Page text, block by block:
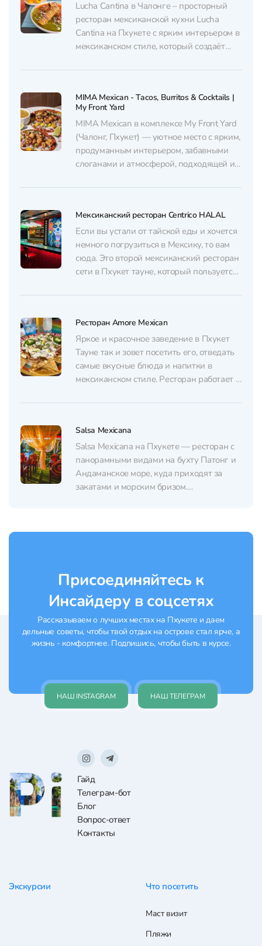
Lucha Cantina в Чалонге – просторный
ресторан мексиканской кухни Lucha
Cantina на Пхукете с ярким интерьером в
мексиканском стиле, который создаёт
большим количеством посадочных мест,
Мексики. По вечерам здесь проходят
захватывающие мероприятия от
латиноамериканских танцев и живой
музыки до особых...
MIMA Mexican - Tacos, Burritos & Cocktails |
My Front Yard
MIMA Mexican в комплексе My Front Yard
(Чалонг, Пхукет) — уютное место с ярким,
продуманным интерьером, забавными
слоганами и атмосферой, подходящей и
спокойного вечернего отдыха. В зале
картинке», блюда приносят быстро.
Кухня строится вокруг тако и буррито:...
Мексиканский ресторан Centrico HALAL
Если вы устали от тайской еды и хочется
немного погрузиться в Мексику, то вам
сюда. Это второй мексиканский ресторан
сети в Пхукет тауне, который пользуется
как и первый. Гости ценят тихую
за неспешные обеды и ужины.
Дружелюбные официанты, вкусная...
Ресторан Amore Mexican
Яркое и красочное заведение в Пхукет
Тауне так и зовет посетить его, отведать
самые вкусные блюда и напитки в
мексиканском стиле. Ресторан работает с
попасть на поздний завтрак и отведать
начинками под соусом и запить вкусным
ароматным кофе, что...
Salsa Mexicana
Salsa Mexicana на Пхукете — ресторан с
панорамными видами на бухту Патонг и
Андаманское море, куда приходят за
закатами и морским бризом.
Присоединяйтесь к
Инсайдеру в соцсетях
Рассказываем о лучших местах на Пхукете и даем
дельные советы, чтобы твой отдых на острове стал ярче, а
жизнь - комфортнее. Подпишись, чтобы быть в курсе.
НАШ INSTAGRAM НАШ ТЕЛЕГРАМ
Гайд
Телеграм-бот
Блог
Вопрос-ответ
Контакты
Экскурсии Что посетить
Маст визит
Пляжи